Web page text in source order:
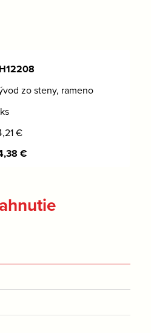
zo steny, rameno
€
€